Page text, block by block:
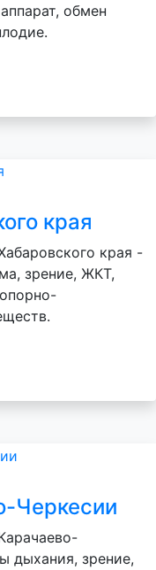
обмен
края
края -
зрение, ЖКТ,
Черкесии
дыхания, зрение,